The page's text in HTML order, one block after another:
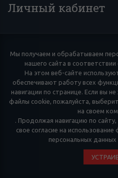
Личный кабинет
Мы получаем и обрабатываем
нашего сайта в соответствии
На этом веб-сайте
обеспечивают работу всех
навигации по странице. Если вы
файлы cookie, пожалуйста,
на своем
. Продолжая навигацию по
свое согласие на
персональных